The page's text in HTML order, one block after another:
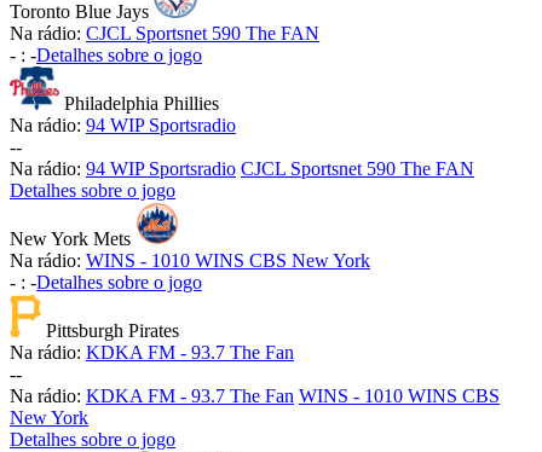
Toronto Blue Jays
Na rádio: CJCL Sportsnet 590 The FAN
- : -Detalhes sobre o jogo
Philadelphia Phillies
Na rádio: 94 WIP Sportsradio
--
Na rádio: 94 WIP Sportsradio CJCL Sportsnet 590 The FAN
Detalhes sobre o jogo
New York Mets
Na rádio: WINS - 1010 WINS CBS New York
- : -Detalhes sobre o jogo
Pittsburgh Pirates
Na rádio: KDKA FM - 93.7 The Fan
--
Na rádio: KDKA FM - 93.7 The Fan WINS - 1010 WINS CBS
New York
Detalhes sobre o jogo